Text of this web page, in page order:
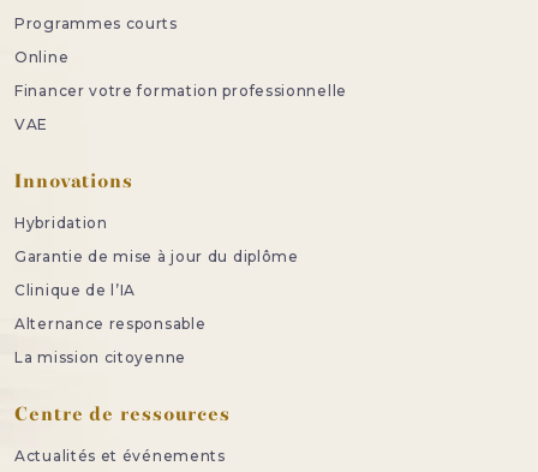
Programmes courts
Online
Financer votre formation professionnelle
VAE
Innovations
Hybridation
Garantie de mise à jour du diplôme
Clinique de l’IA
Alternance responsable
La mission citoyenne
Centre de ressources
Actualités et événements